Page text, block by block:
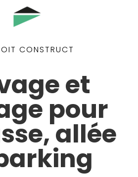
CONSTRUCT
et
pour
allée